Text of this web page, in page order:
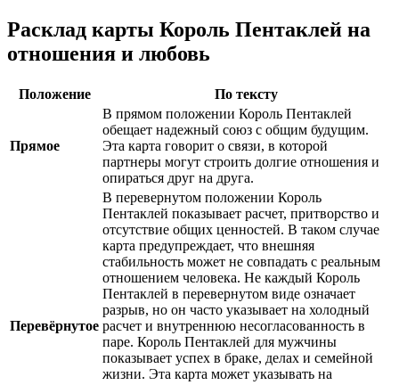
Расклад карты Король Пентаклей на
отношения и любовь
Положение По тексту
Прямое
В прямом положении Король Пентаклей
обещает надежный союз с общим будущим.
Эта карта говорит о связи, в которой
партнеры могут строить долгие отношения и
опираться друг на друга.
Перевёрнутое
В перевернутом положении Король
Пентаклей показывает расчет, притворство и
отсутствие общих ценностей. В таком случае
карта предупреждает, что внешняя
стабильность может не совпадать с реальным
отношением человека. Не каждый Король
Пентаклей в перевернутом виде означает
разрыв, но он часто указывает на холодный
расчет и внутреннюю несогласованность в
паре. Король Пентаклей для мужчины
показывает успех в браке, делах и семейной
жизни. Эта карта может указывать на